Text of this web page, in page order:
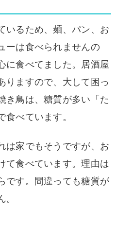
るため、 麺、パン、お
ーは食べられませんの
に食べてました。居酒屋
りますので、大して困っ
き鳥は、糖質が多い「た
食べています。
家でもそうですが、お
て食べています。理由は
です。 間違っても糖質が
。